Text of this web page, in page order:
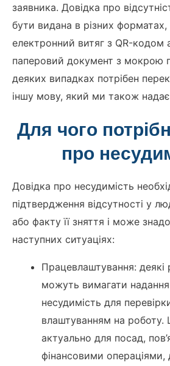
заявника. Довідка про
бути видана в різних
електронний витяг з QR-кодом
паперовий документ з мокрою
деяких випадках потрібен
іншу мову, який ми також
Для чого
про
Довідка про несудимість
підтвердження відсутності у
або факту її зняття і може
наступних ситуаціях:
Працевлаштування: деякі
можуть вимагати
несудимість для
влаштуванням на роботу.
актуально для посад,
фінансовими